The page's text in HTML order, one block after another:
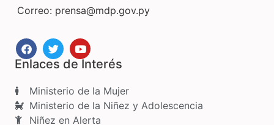
Correo: prensa@mdp.gov.py
Enlaces de Interés
Ministerio de la Mujer
Ministerio de la Niñez y Adolescencia
Niñez en Alerta